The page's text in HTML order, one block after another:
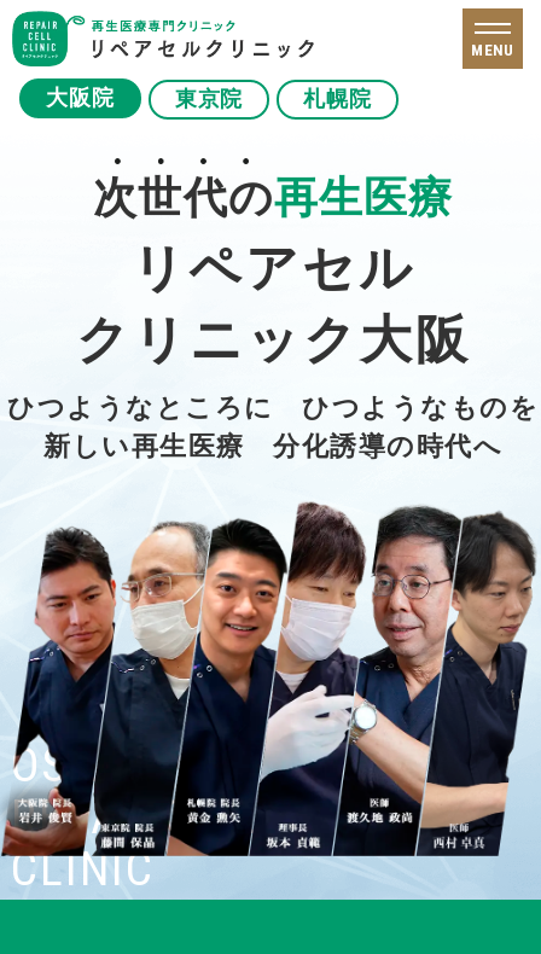
大阪院 東京院 札幌院
MENU
OSAKA
REPAIRCELL
CLINIC
次世代の再生医療
リペアセル
クリニック大阪
ひつようなところに ひつようなものを
新しい再生医療 分化誘導の時代へ